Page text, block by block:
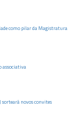
como pilar da Magistratura
associativa
sorteará novos convites